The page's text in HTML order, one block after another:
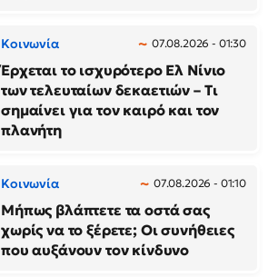
Κοινωνία 07.08.2026 - 01:30
Έρχεται το ισχυρότερο Ελ Νίνιο
των τελευταίων δεκαετιών – Τι
σημαίνει για τον καιρό και τον
πλανήτη
Κοινωνία 07.08.2026 - 01:10
Μήπως βλάπτετε τα οστά σας
χωρίς να το ξέρετε; Οι συνήθειες
που αυξάνουν τον κίνδυνο